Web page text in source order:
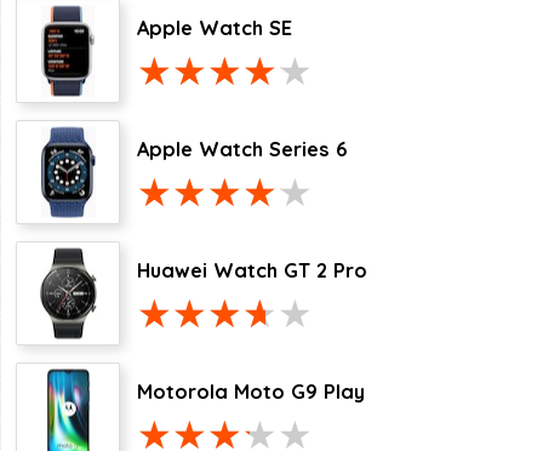
Apple Watch SE
Apple Watch Series 6
Huawei Watch GT 2 Pro
Motorola Moto G9 Play